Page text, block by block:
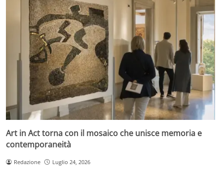
Art in Act torna con il mosaico che unisce memoria e
contemporaneità
Redazione Luglio 24, 2026